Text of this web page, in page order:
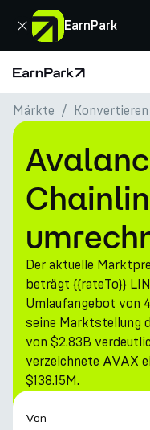
EarnPark
Schließen
Startseite
Produkte
Märkte
Rechner
PARK Token
Ressourcen
Märkte Konvertieren
Der aktuelle
beträgt {{rateTo}}
Umlaufangebot von
seine Marktstellung
von $2.83B
verzeichnete AVAX
$138.15M.
Von